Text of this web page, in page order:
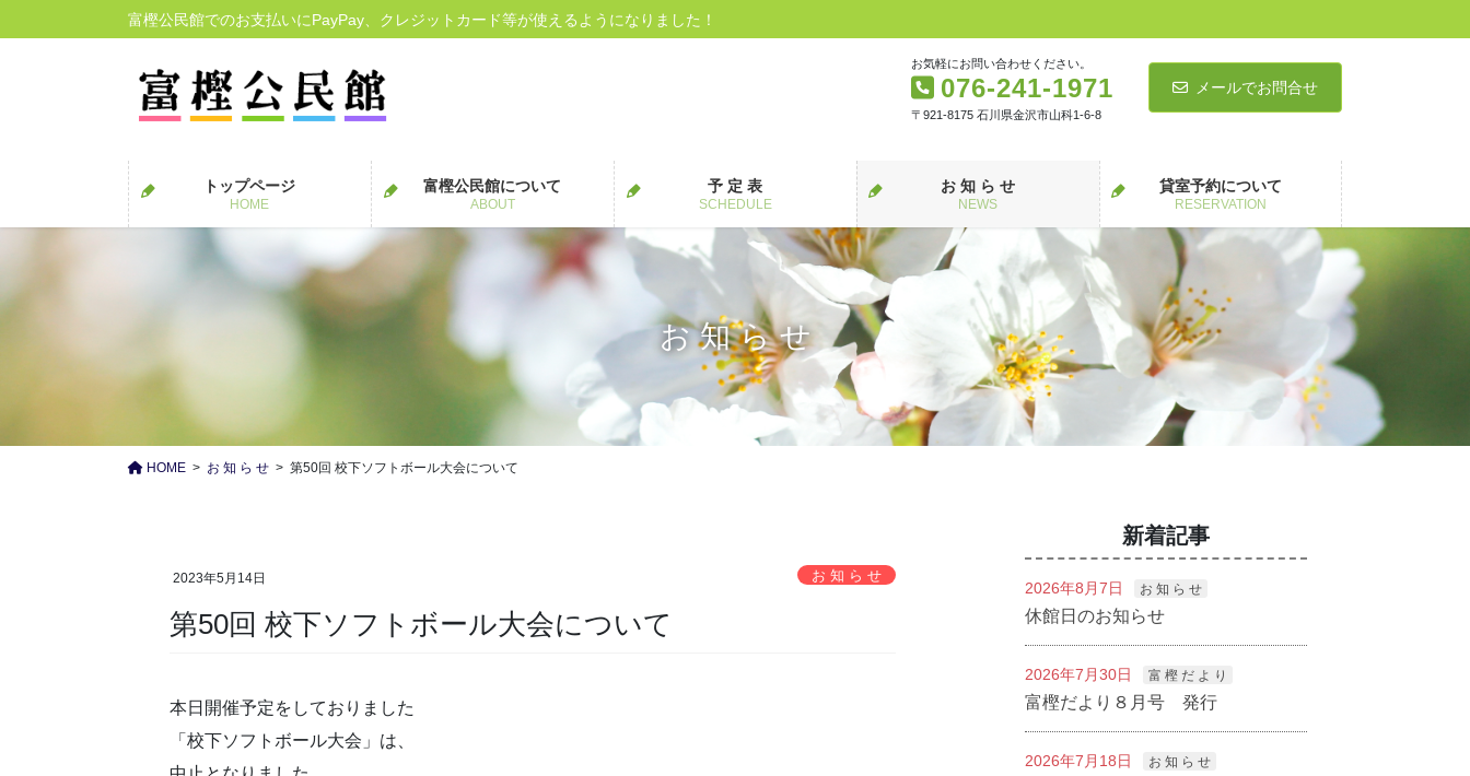
ン
ビ
富樫公民館でのお支払いにPayPay、クレジットカード等が使えるようになりました！
お気軽にお問い合わせください。
076-241-1971
〒921-8175 石川県金沢市山科1-6-8
メールでお問合せ
トップページ
HOME
富樫公民館について
ABOUT
予 定 表
SCHEDULE
お 知 ら せ
NEWS
貸室予約について
RESERVATION
お 知 ら せ
HOME お 知 ら せ 第50回 校下ソフトボール大会について
2023年5月14日 お 知 ら せ
第50回 校下ソフトボール大会について
本日開催予定をしておりました
「校下ソフトボール大会」は、
新着記事
2026年8月7日 お 知 ら せ
休館日のお知らせ
2026年7月30日 富 樫 だ よ り
富樫だより８月号 発行
2026年7月18日 お 知 ら せ